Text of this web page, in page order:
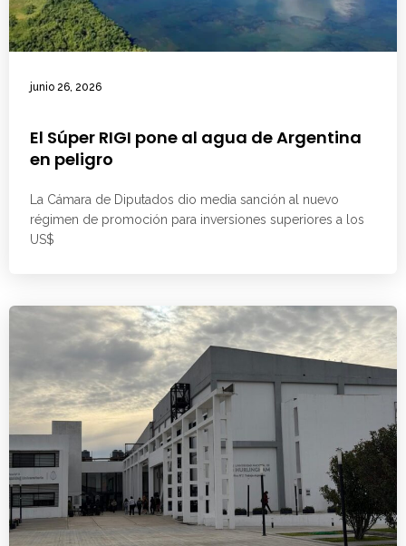
junio 26, 2026
El Súper RIGI pone al agua de Argentina
en peligro
La Cámara de Diputados dio media sanción al nuevo
régimen de promoción para inversiones superiores a los
US$